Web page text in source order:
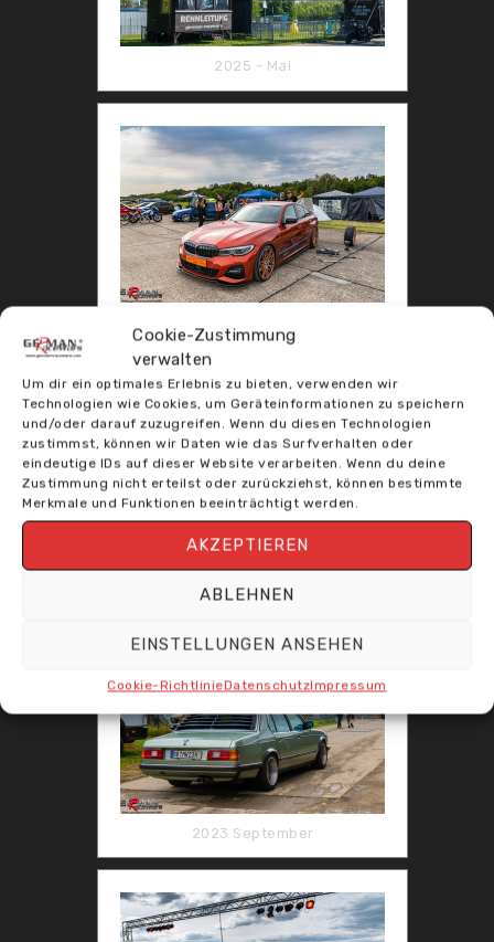
Cookie-Zustimmung
verwalten
Um dir ein optimales Erlebnis zu bieten, verwenden wir
Technologien wie Cookies, um Geräteinformationen zu speichern
und/oder darauf zuzugreifen. Wenn du diesen Technologien
zustimmst, können wir Daten wie das Surfverhalten oder
eindeutige IDs auf dieser Website verarbeiten. Wenn du deine
Zustimmung nicht erteilst oder zurückziehst, können bestimmte
Merkmale und Funktionen beeinträchtigt werden.
AKZEPTIEREN
ABLEHNEN
EINSTELLUNGEN ANSEHEN
Cookie-RichtlinieDatenschutzImpressum
2025 - Mai
2023 September